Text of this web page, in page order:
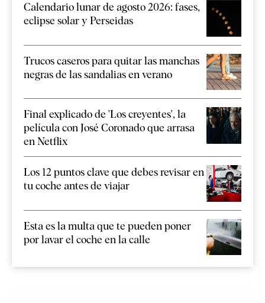
Calendario lunar de agosto 2026: fases,
eclipse solar y Perseidas
Trucos caseros para quitar las manchas
negras de las sandalias en verano
Final explicado de 'Los creyentes', la
película con José Coronado que arrasa
en Netflix
Los 12 puntos clave que debes revisar en
tu coche antes de viajar
Esta es la multa que te pueden poner
por lavar el coche en la calle